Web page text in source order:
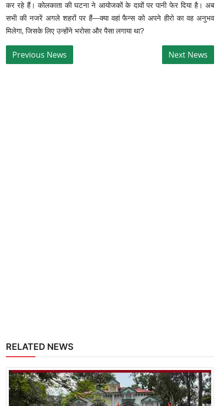
कर रहे हैं। कोलकाता की घटना ने आयोजकों के दावों पर पानी फेर दिया है। अब
सभी की नजरें अगले शहरों पर हैं—क्या वहां फैन्स को अपने हीरो का वह अनुभव
मिलेगा, जिसके लिए उन्होंने भरोसा और पैसा लगाया था?
RELATED NEWS